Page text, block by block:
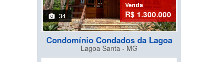
34
Venda
R$ 1.300.000
Condomínio Condados da Lagoa
Lagoa Santa - MG